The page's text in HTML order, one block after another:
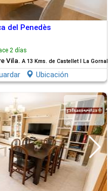
del Penedès
2 días
Vila. A 13 Kms. de Castellet I La Gornal
Ubicación